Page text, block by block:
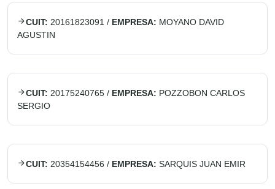
CUIT: 20161823091 / EMPRESA: MOYANO DAVID
AGUSTIN
CUIT: 20175240765 / EMPRESA: POZZOBON CARLOS
SERGIO
CUIT: 20354154456 / EMPRESA: SARQUIS JUAN EMIR